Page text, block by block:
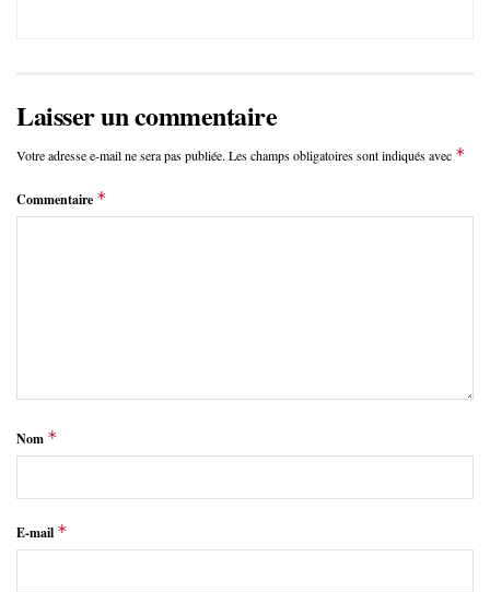
Laisser un commentaire
Votre adresse e-mail ne sera pas publiée. Les champs obligatoires sont indiqués avec *
Commentaire *
Nom *
E-mail *